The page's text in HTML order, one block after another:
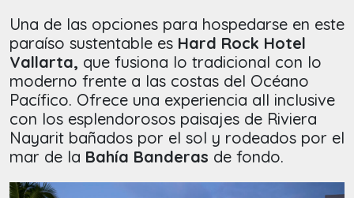
Una de las opciones para hospedarse en este
paraíso sustentable es Hard Rock Hotel
Vallarta, que fusiona lo tradicional con lo
moderno frente a las costas del Océano
Pacífico. Ofrece una experiencia all inclusive
con los esplendorosos paisajes de Riviera
Nayarit bañados por el sol y rodeados por el
mar de la Bahía Banderas de fondo.